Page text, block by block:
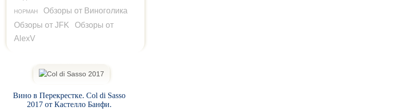
НОРМАН
Обзоры от Виноголика
Обзоры от JFK
Обзоры от
AlexV
Вино в Перекрестке. Col di Sasso
2017 от Кастелло Банфи.